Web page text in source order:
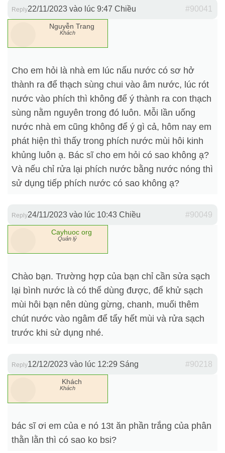
22/11/2023 vào lúc 9:47 Chiều #90041
Reply
Nguyễn Trang
Khách
Cho em hỏi là nhà em lúc nấu nước có sơ hở
thành ra để thạch sùng chui vào âm nước, lúc rót
nước vào phích thì không để ý thành ra con thạch
sùng nằm nguyên trong đó luôn. Mỗi lần uống
nước nhà em cũng không để ý gì cả, hôm nay em
phát hiện thì thấy trong phích nước mùi hôi kinh
khủng luôn ạ. Bác sĩ cho em hỏi có sao không ạ?
Và nếu chỉ rửa lại phích nước bằng nước nóng thì
sử dụng tiếp phích nước có sao không ạ?
24/11/2023 vào lúc 10:43 Chiều #90049
Reply
Cayhuoc org
Quản lý
Chào bạn. Trường hợp của bạn chỉ cần sửa sạch
lại bình nước là có thể dùng được, để khử sạch
mùi hôi bạn nên dùng gừng, chanh, muối thêm
chút nước vào ngâm để tẩy hết mùi và rửa sạch
trước khi sử dụng nhé.
12/12/2023 vào lúc 12:29 Sáng #90218
Reply
Khách
Khách
bác sĩ ơi em của e nó 13t ăn phần trắng của phân
thằn lằn thì có sao ko bsi?